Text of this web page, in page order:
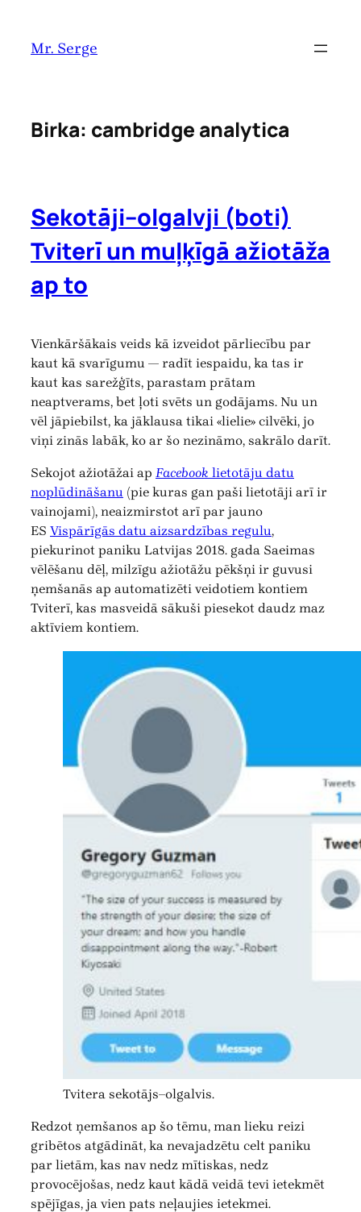
saturu
Mr. Serge
Birka: cambridge analytica
Sekotāji–olgalvji (boti)
Tviterī un muļķīgā ažiotāža
ap to
Vienkāršākais veids kā izveidot pārliecību par
kaut kā svarīgumu — radīt iespaidu, ka tas ir
kaut kas sarežģīts, parastam prātam
neaptverams, bet ļoti svēts un godājams. Nu un
vēl jāpiebilst, ka jāklausa tikai «lielie» cilvēki, jo
viņi zinās labāk, ko ar šo nezināmo, sakrālo darīt.
Sekojot ažiotāžai ap Facebook lietotāju datu
noplūdināšanu (pie kuras gan paši lietotāji arī ir
vainojami), neaizmirstot arī par jauno
ES Vispārīgās datu aizsardzības regulu,
piekurinot paniku Latvijas 2018. gada Saeimas
vēlēšanu dēļ, milzīgu ažiotāžu pēkšņi ir guvusi
ņemšanās ap automatizēti veidotiem kontiem
Tviterī, kas masveidā sākuši piesekot daudz maz
aktīviem kontiem.
Tvitera sekotājs–olgalvis.
Redzot ņemšanos ap šo tēmu, man lieku reizi
gribētos atgādināt, ka nevajadzētu celt paniku
par lietām, kas nav nedz mītiskas, nedz
provocējošas, nedz kaut kādā veidā tevi ietekmēt
spējīgas, ja vien pats neļaujies ietekmei.